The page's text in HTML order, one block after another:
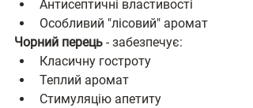
Антисептичні властивості
Особливий "лісовий" аромат
Чорний перець - забезпечує:
Класичну гостроту
Теплий аромат
Стимуляцію апетиту